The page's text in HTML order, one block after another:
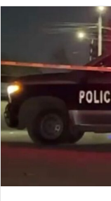
email